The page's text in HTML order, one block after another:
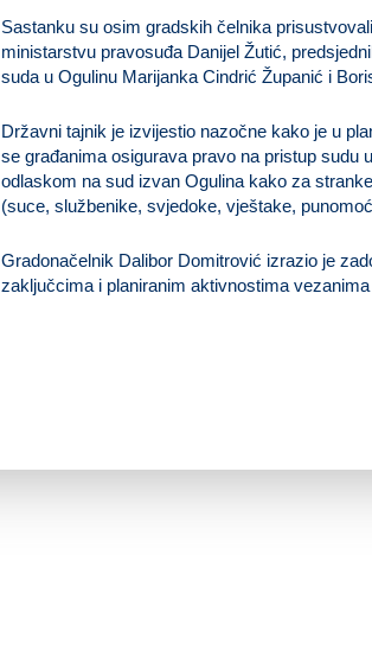
Sastanku su osim gradskih čelnika
ministarstvu pravosuđa Danijel Žutić,
suda u Ogulinu Marijanka Cindrić Županić i
Državni tajnik je izvijestio nazočne kako je u
se građanima osigurava pravo na pristup sudu
odlaskom na sud izvan Ogulina kako za
(suce, službenike, svjedoke, vještake,
Gradonačelnik Dalibor Domitrović izrazio je
zaključcima i planiranim aktivnostima